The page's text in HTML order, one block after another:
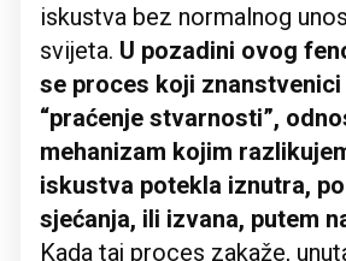
iskustva bez normalnog
svijeta. U pozadini ovog
se proces koji znanstvenici
“praćenje stvarnosti”,
mehanizam kojim
iskustva potekla iznutra,
sjećanja, ili izvana, putem
Kada taj proces zakaže,